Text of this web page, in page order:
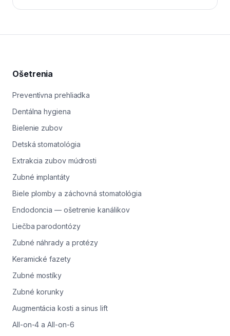
parodontitída, bruxizmus a zanedbané kontroly. V Levi
používame systémy s dlhoročnou medzinárodnou
Ošetrenia
Preventívna prehliadka
Dentálna hygiena
Bielenie zubov
Detská stomatológia
Extrakcia zubov múdrosti
Zubné implantáty
Biele plomby a záchovná stomatológia
Endodoncia — ošetrenie kanálikov
Liečba parodontózy
Zubné náhrady a protézy
Keramické fazety
Zubné mostíky
Zubné korunky
Augmentácia kosti a sinus lift
All-on-4 a All-on-6